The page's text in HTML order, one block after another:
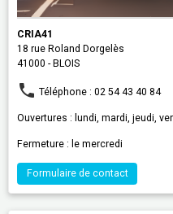
CRIA41
18 rue Roland Dorgelès
41000 - BLOIS
Téléphone : 02 54 43 40 84
Ouvertures : lundi, mardi, jeudi,
Fermeture : le mercredi
Formulaire de contact